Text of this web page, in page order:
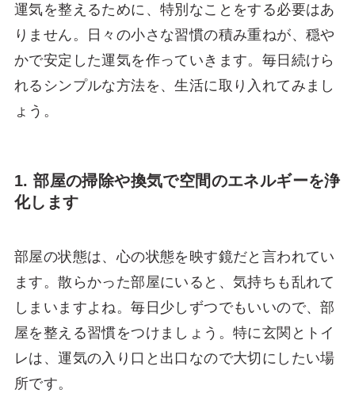
運気を整えるために、特別なことをする必要はあ
りません。日々の小さな習慣の積み重ねが、穏や
かで安定した運気を作っていきます。毎日続けら
れるシンプルな方法を、生活に取り入れてみまし
ょう。
1. 部屋の掃除や換気で空間のエネルギーを浄
化します
部屋の状態は、心の状態を映す鏡だと言われてい
ます。散らかった部屋にいると、気持ちも乱れて
しまいますよね。毎日少しずつでもいいので、部
屋を整える習慣をつけましょう。特に玄関とトイ
レは、運気の入り口と出口なので大切にしたい場
所です。